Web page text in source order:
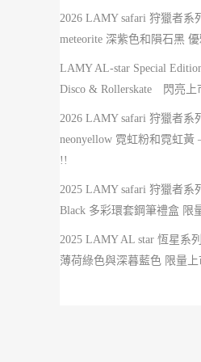
2026 LAMY safari 狩獵者系
meteorite 深紫色和隕石黑
LAMY AL-star Special
Disco & Rollerskate 閃亮
2026 LAMY safari 狩獵者系
neonyellow 霓虹粉和霓虹黃
!!
2025 LAMY safari 狩獵者系
Black 多彩環套鋼筆禮盒 限
2025 LAMY AL star 恆星系
薄荷綠色與深暮藍色 限量上